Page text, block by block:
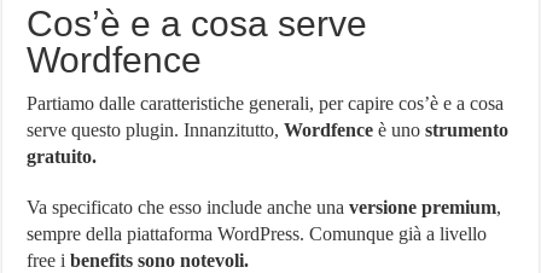
Cos’è e a cosa serve
Wordfence
Partiamo dalle caratteristiche generali, per capire cos’è e a cosa
serve questo plugin. Innanzitutto,Wordfence è unostrumento
gratuito.
Va specificato che esso include anche unaversione premium,
sempre della piattaforma WordPress. Comunque già a livello
free ibenefits sono notevoli.